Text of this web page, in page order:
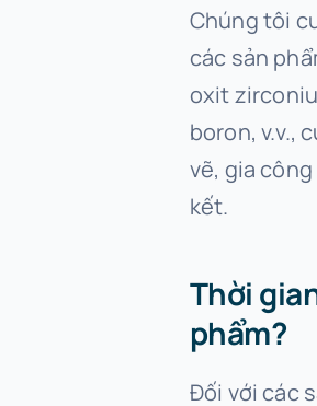
Chúng tôi
các sản
oxit
boron, v.v.,
vẽ, gia
kết.
Thời
phẩm?
Đối với các